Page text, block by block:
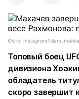
Фото: Instagram/
Топовый боец
дивизиона
обладатель
скоро завершит